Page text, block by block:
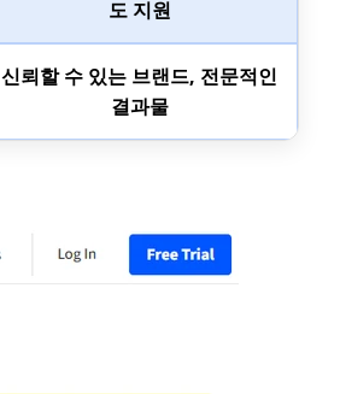
도 지원
신뢰할 수 있는 브랜드, 전문적인
결과물